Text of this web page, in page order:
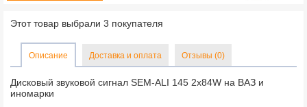
Этот товар выбрали 3 покупателя
Описание Доставка и оплата Отзывы (0)
Дисковый звуковой сигнал SEM-ALI 145 2х84W на ВАЗ и
иномарки